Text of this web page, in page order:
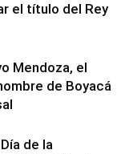
el título del Rey
Mendoza, el
de Boyacá
de la